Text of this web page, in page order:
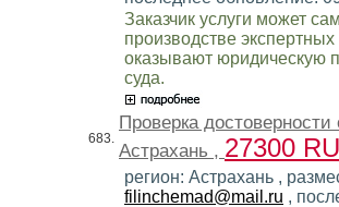
Заказчик услуги может
производстве
оказывают юридическую
суда.
683.
Проверка
Астрахань , 27300
регион: Астрахань ,
filinchemad@mail.ru ,